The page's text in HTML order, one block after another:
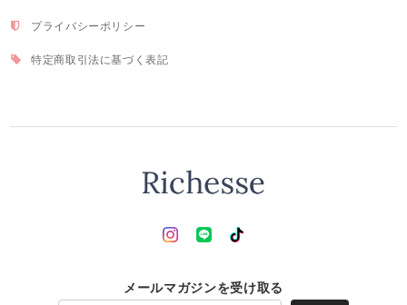
プライバシーポリシー
特定商取引法に基づく表記
メールマガジンを受け取る